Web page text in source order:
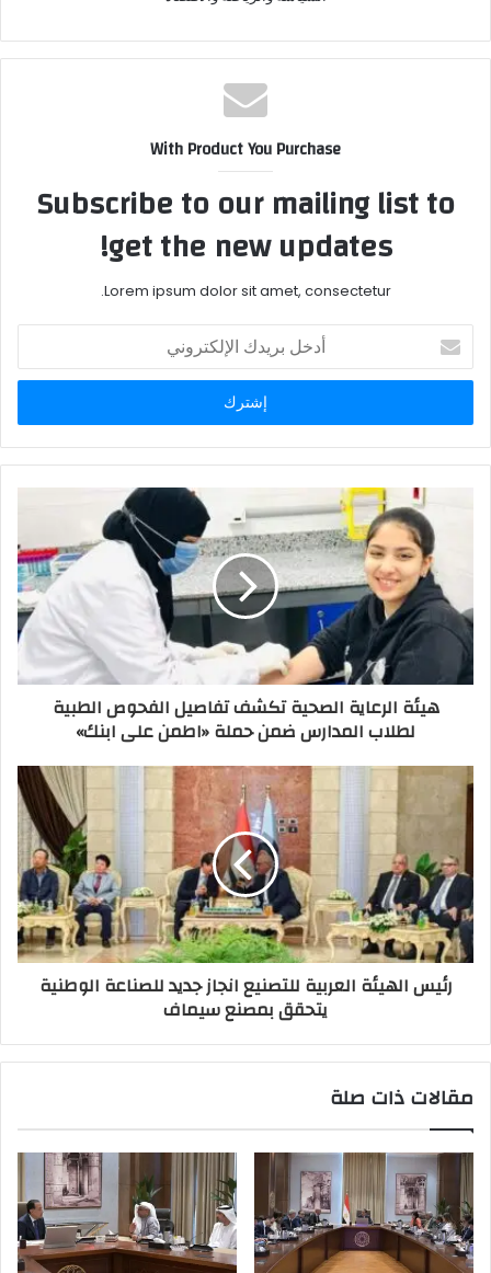
With Product You Purchase
Subscribe to our mailing list to
get the new updates!
Lorem ipsum dolor sit amet, consectetur.
أدخل
بريدك
الإلكتروني
هيئة الرعاية الصحية تكشف تفاصيل الفحوص الطبية
لطلاب المدارس ضمن حملة «اطمن على ابنك»
رئيس الهيئة العربية للتصنيع انجاز جديد للصناعة الوطنية
يتحقق بمصنع سيماف
مقالات ذات صلة